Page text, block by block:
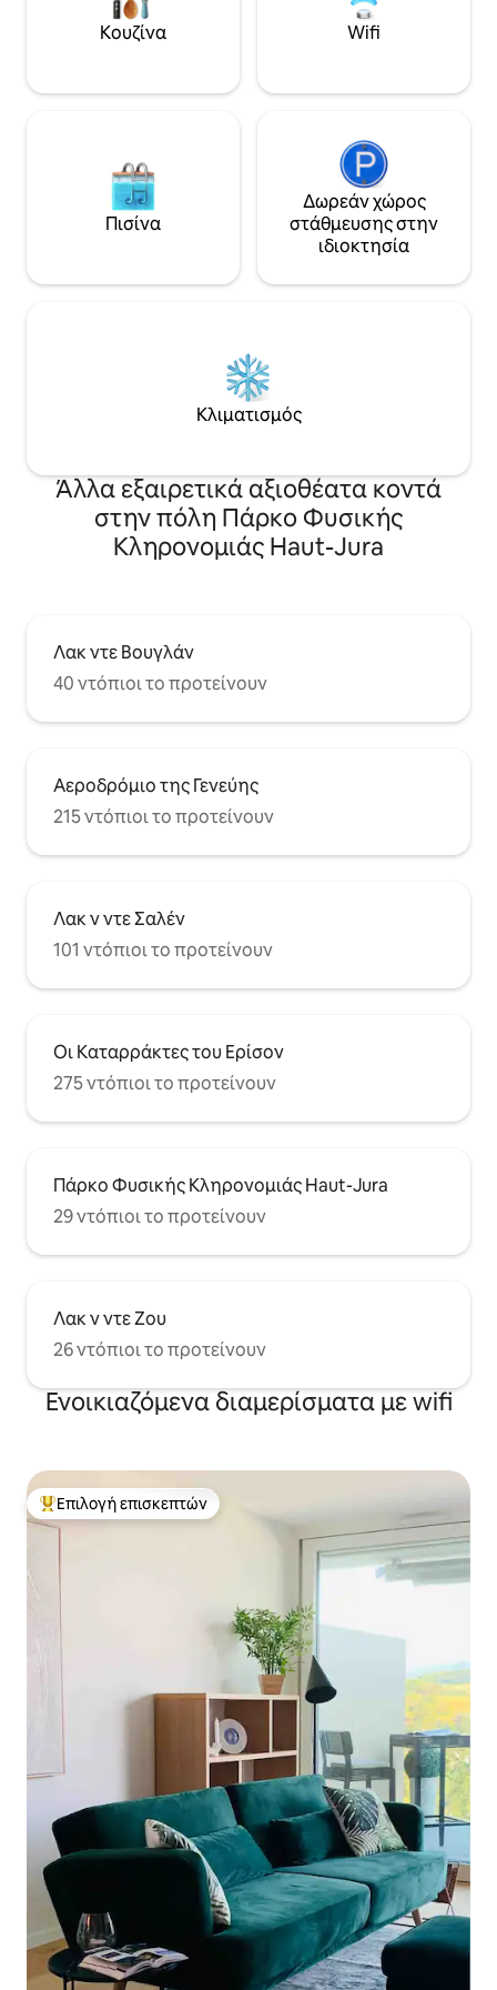
Κουζίνα Wifi
Πισίνα
Δωρεάν χώρος
στάθμευσης στην
ιδιοκτησία
Κλιματισμός
Άλλα εξαιρετικά αξιοθέατα κοντά
στην πόλη Πάρκο Φυσικής
Κληρονομιάς Haut-Jura
Λακ ντε Βουγλάν
40 ντόπιοι το προτείνουν
Αεροδρόμιο της Γενεύης
215 ντόπιοι το προτείνουν
Λακ ν ντε Σαλέν
101 ντόπιοι το προτείνουν
Οι Καταρράκτες του Ερίσον
275 ντόπιοι το προτείνουν
Πάρκο Φυσικής Κληρονομιάς Haut-Jura
29 ντόπιοι το προτείνουν
Λακ ν ντε Ζου
26 ντόπιοι το προτείνουν
Ενοικιαζόμενα διαμερίσματα με wifi
Κορυφαία επιλογή επισκεπτών
Επιλογή επισκεπτών